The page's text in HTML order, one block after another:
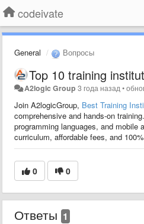
codeivate
General Вопросы
Top 10 training
A2logic Group 3 года назад •
Join A2logicGroup, Best Training
comprehensive and hands-on
programming languages, and mobile
curriculum, affordable fees, and
0 0
Ответы 1